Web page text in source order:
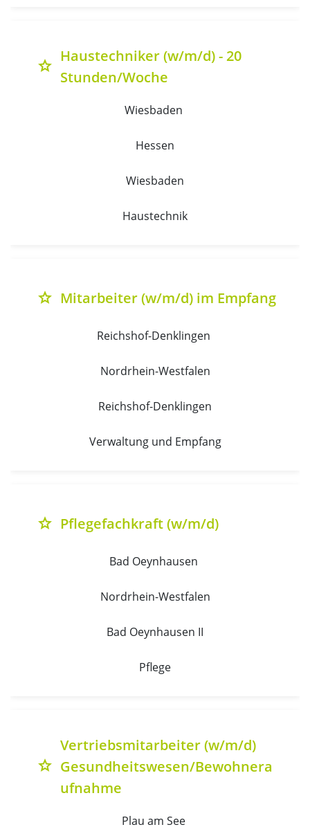
grade
Haustechniker (w/m/d) - 20
Stunden/Woche
Wiesbaden
Hessen
Wiesbaden
Haustechnik
grade Mitarbeiter (w/m/d) im Empfang
Reichshof-Denklingen
Nordrhein-Westfalen
Reichshof-Denklingen
Verwaltung und Empfang
grade Pflegefachkraft (w/m/d)
Bad Oeynhausen
Nordrhein-Westfalen
Bad Oeynhausen II
Pflege
grade
Vertriebsmitarbeiter (w/m/d)
Gesundheitswesen/Bewohnera
ufnahme
Plau am See